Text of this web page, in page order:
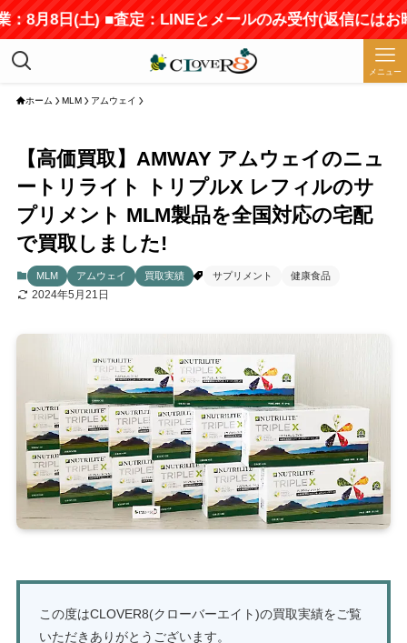
8月8日(土) ■査定：LINEとメールのみ受付(返信にはお
メニュー
ホーム MLM アムウェイ
【高価買取】AMWAY アムウェイのニュ
ートリライト トリプルX レフィルのサ
プリメント MLM製品を全国対応の宅配
で買取しました!
MLM アムウェイ 買取実績 サプリメント 健康食品
2024年5月21日
この度はCLOVER8(クローバーエイト)の買取実績をご覧
いただきありがとうございます。